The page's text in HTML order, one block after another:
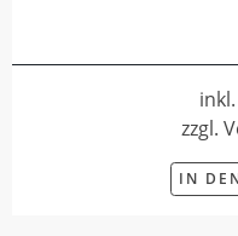
zzgl.
IN